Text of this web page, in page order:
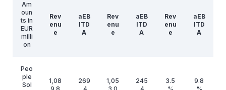
Am
oun
ts in
EUR
milli
on
Rev
enu
e
aEB
ITD
A
Rev
enu
e
aEB
ITD
A
Rev
enu
e
aEB
ITD
A
Peo
ple
Sol
1,08
269
1,05
245
3.5
9.8